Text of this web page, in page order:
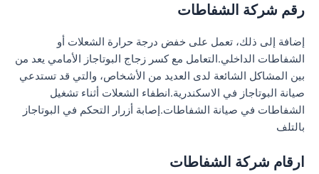
رقم شركة الشفاطات
إضافة إلى ذلك، تعمل على خفض درجة حرارة الشعلات أو
الشفاطات الداخلي.التعامل مع كسر زجاج البوتاجاز الأمامي يعد من
بين المشاكل الشائعة لدى العديد من الأشخاص، والتي قد تستدعي
صيانة البوتاجاز في الاسكندرية.انطفاء الشعلات أثناء تشغيل
الشفاطات في صيانة الشفاطات.إصابة أزرار التحكم في البوتاجاز
بالتلف
ارقام شركة الشفاطات